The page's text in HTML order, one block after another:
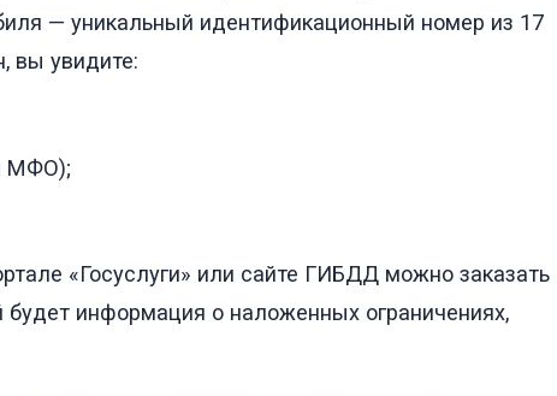
— уникальный идентификационный номер из 17
вы увидите:
МФО);
«Госуслуги» или сайте ГИБДД можно заказать
информация о наложенных ограничениях,